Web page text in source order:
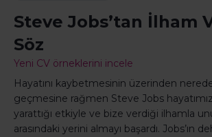
Steve Jobs’tan İlham
Söz
Yeni CV örneklerini incele
Hayatını kaybetmesinin üzerinden
geçmesine rağmen Steve Jobs
yarattığı etkiyle ve bize verdiği ilhamla
arasındaki yerini almayı başardı. Jobs’ın